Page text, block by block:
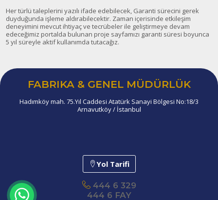
Her türlü taleplerini yazılı ifade edebilecek, Garanti sürecini gerek
duyduğunda işleme aldırabilecektir. Zaman içerisinde etkileşim
deneyimini mevcut ihtiyaç ve tecrübeler ile geliştirmeye devam
edeceğimiz portalda bulunan proje sayfamızı garanti süresi boyunca
5 yıl süreyle aktif kullanımda tutacağız.
FABRIKA & GENEL MÜDÜRLÜK
Hadımköy mah. 75.Yıl Caddesi Atatürk Sanayi Bölgesi No:18/3
Arnavutköy / İstanbul
Yol Tarifi
444 6 329
444 6 FAY